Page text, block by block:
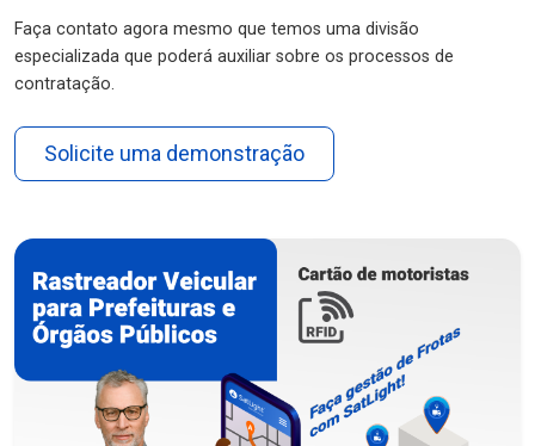
Faça contato agora mesmo que temos uma divisão
especializada que poderá auxiliar sobre os processos de
contratação.
Solicite uma demonstração